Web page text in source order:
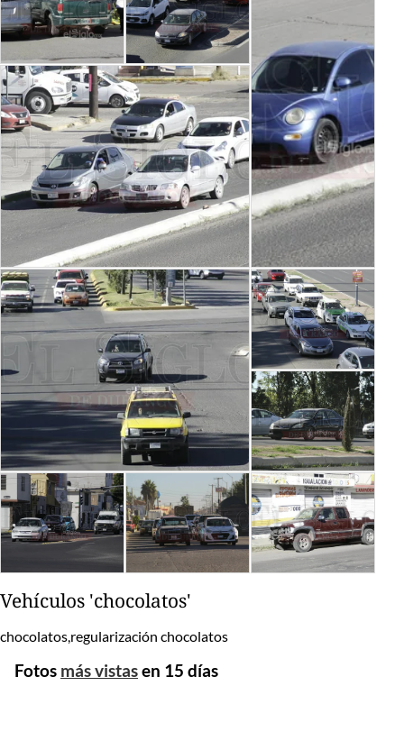
Vehículos 'chocolatos'
chocolatos,regularización chocolatos
Fotos más vistasen 15 días